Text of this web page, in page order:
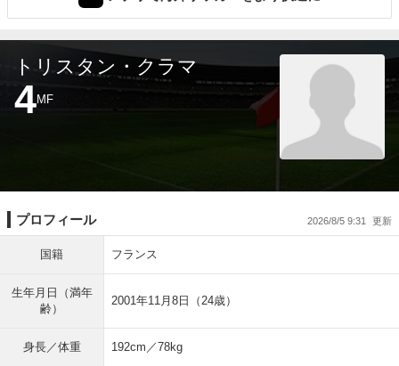
トリスタン・クラマ
4MF
プロフィール 2026/8/5 9:31
国籍 フランス
生年月日（満年
齢）
2001年11月8日（24歳）
身長／体重 192cm／78kg